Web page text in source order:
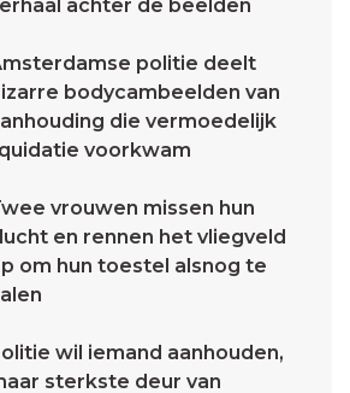
achter de beelden
politie deelt
bodycambeelden van
die vermoedelijk
voorkwam
vrouwen missen hun
en rennen het vliegveld
om hun toestel alsnog te
wil iemand aanhouden,
sterkste deur van